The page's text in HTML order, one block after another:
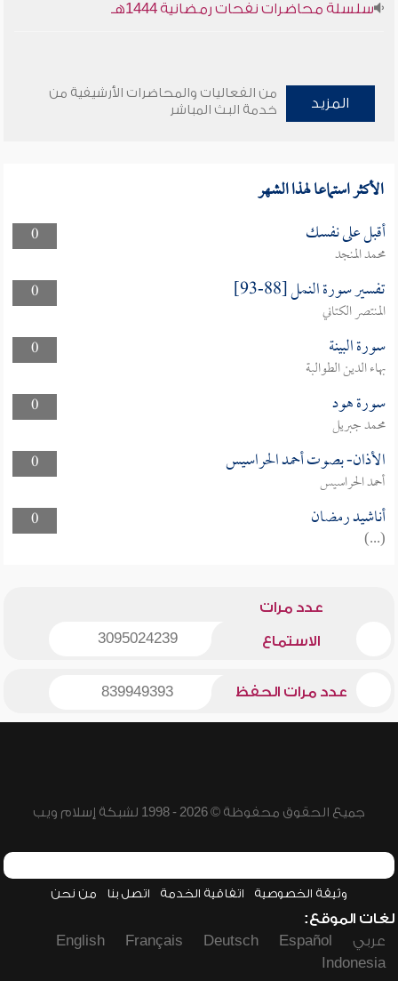
سلسلة محاضرات نفحات رمضانية 1444هـ
المزيد
من الفعاليات والمحاضرات الأرشيفية من
خدمة البث المباشر
الأكثر استماعا لهذا الشهر
0 أقبل على نفسك
محمد المنجد
0
تفسير سورة النمل [88-93]
المنتصر الكتاني
0
سورة البينة
بهاء الدين الطوالبة
0
سورة هود
محمد جبريل
0
الأذان- بصوت أحمد الحراسيس
أحمد الحراسيس
0
أناشيد رمضان
(...)
عدد مرات
الاستماع 3095024239
عدد مرات الحفظ 839949393
جميع الحقوق محفوظة © 2026 - 1998 لشبكة إسلام ويب
وثيقة الخصوصية اتفاقية الخدمة اتصل بنا من نحن
لغات الموقع:
عربي
Español
Deutsch
Français
English
Indonesia